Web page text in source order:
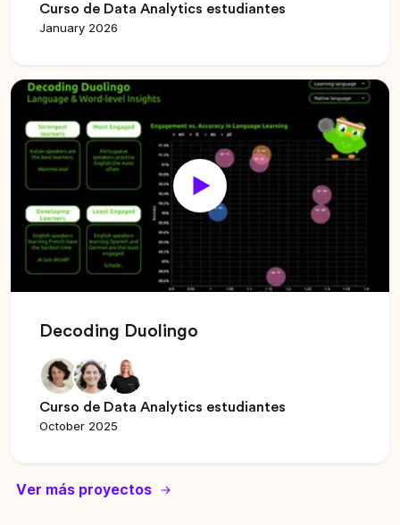
Curso de Data Analytics estudiantes
January 2026
Decoding Duolingo
Curso de Data Analytics estudiantes
October 2025
Ver más proyectos